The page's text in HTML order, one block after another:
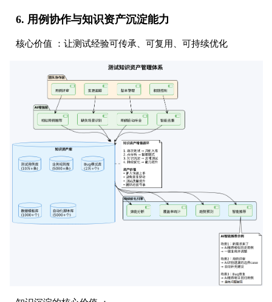
6. 用例协作与知识资产沉淀能力
核心价值 ：让测试经验可传承、可复用、可持续优化